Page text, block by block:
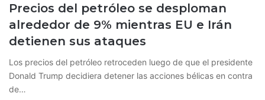
Precios del petróleo se desploman
alrededor de 9% mientras EU e Irán
detienen sus ataques
Los precios del petróleo retroceden luego de que el presidente
Donald Trump decidiera detener las acciones bélicas en contra
de…